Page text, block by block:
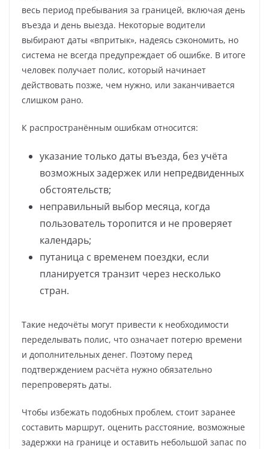
весь период пребывания за границей, включая день
въезда и день выезда. Некоторые водители
выбирают даты «впритык», надеясь сэкономить, но
система не всегда предупреждает об ошибке. В итоге
человек получает полис, который начинает
действовать позже, чем нужно, или заканчивается
слишком рано.
К распространённым ошибкам относится:
указание только даты въезда, без учёта
возможных задержек или непредвиденных
обстоятельств;
неправильный выбор месяца, когда
пользователь торопится и не проверяет
календарь;
путаница с временем поездки, если
планируется транзит через несколько
стран.
Такие недочёты могут привести к необходимости
переделывать полис, что означает потерю времени
и дополнительных денег. Поэтому перед
подтверждением расчёта нужно обязательно
перепроверять даты.
Чтобы избежать подобных проблем, стоит заранее
составить маршрут, оценить расстояние, возможные
задержки на границе и оставить небольшой запас по